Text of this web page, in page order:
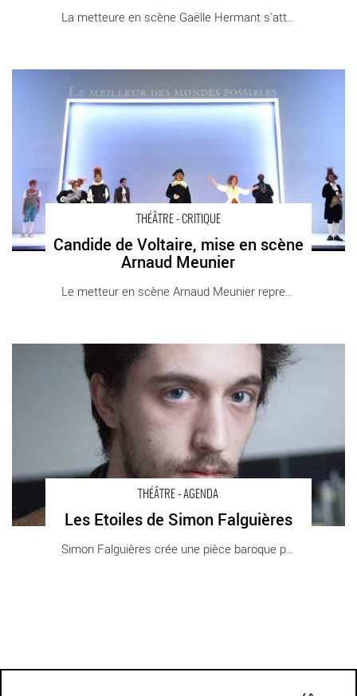
La metteure en scène Gaëlle Hermant s'attaque [...]
THÉÂTRE - CRITIQUE
Candide de Voltaire, mise en scène
Arnaud Meunier
Le metteur en scène Arnaud Meunier reprend [...]
sortie Théâtre SAINT ETIENNE Comédie de Saint-Etienne -
Centre Dramatique National
THÉÂTRE - AGENDA
Les Etoiles de Simon Falguières
Simon Falguières crée une pièce baroque pour [...]
Les Etoiles de Simon Falguières - Critique sortie Théâtre Paris
La Colline - Théâtre national